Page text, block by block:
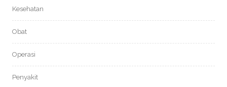
Kesehatan
Obat
Operasi
Penyakit